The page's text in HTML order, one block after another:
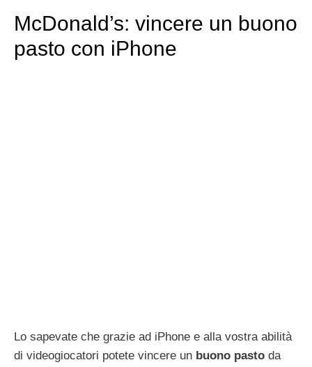
McDonald’s: vincere un buono
pasto con iPhone
Lo sapevate che grazie ad iPhone e alla vostra abilità
di videogiocatori potete vincere un buono pasto da